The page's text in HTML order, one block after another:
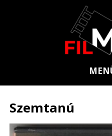
Szemtanú